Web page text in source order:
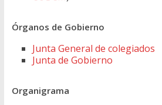
Órganos de Gobierno
Junta General de colegiados
Junta de Gobierno
Organigrama